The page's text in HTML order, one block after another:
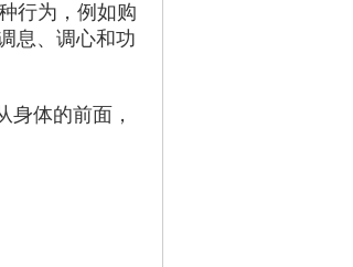
行为，例如购
息、调心和功
体的前面，